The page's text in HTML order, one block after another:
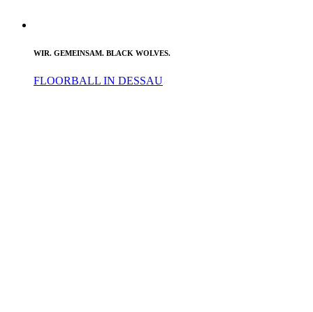
WIR. GEMEINSAM. BLACK WOLVES.
FLOORBALL IN DESSAU